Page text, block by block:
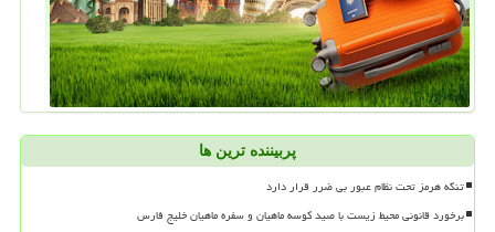
پربیننده ترین ها
تنگه هرمز تحت نظام عبور بی ضرر قرار دارد
برخورد قانونی محیط زیست با صید کوسه ماهیان و سفره ماهیان خلیج فارس